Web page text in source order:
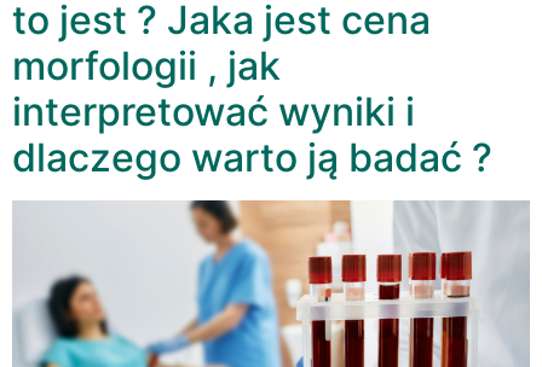
to jest ? Jaka jest cena
morfologii , jak
interpretować wyniki i
dlaczego warto ją badać ?